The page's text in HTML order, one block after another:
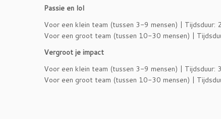
Passie en lol
Voor een klein team (tussen 3-9 mensen) | Tijdsduur:
Voor een groot team (tussen 10-30 mensen) |
Vergroot je impact
Voor een klein team (tussen 3-9 mensen) | Tijdsduur:
Voor een groot team (tussen 10-30 mensen) |